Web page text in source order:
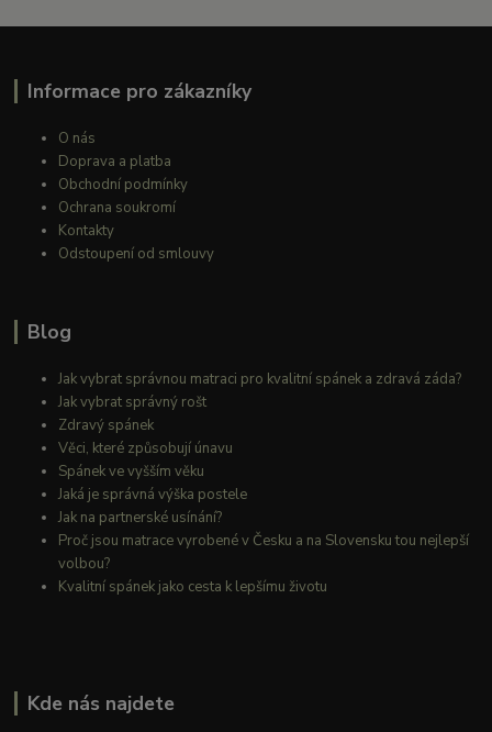
Informace pro zákazníky
O nás
Doprava a platba
Obchodní podmínky
Ochrana soukromí
Kontakty
Odstoupení od smlouvy
Blog
Jak vybrat správnou matraci pro kvalitní spánek a zdravá záda?
Jak vybrat správný rošt
Zdravý spánek
Věci, které způsobují únavu
Spánek ve vyšším věku
Jaká je správná výška postele
Jak na partnerské usínání?
Proč jsou matrace vyrobené v Česku a na Slovensku tou nejlepší
volbou?
Kvalitní spánek jako cesta k lepšímu životu
Kde nás najdete